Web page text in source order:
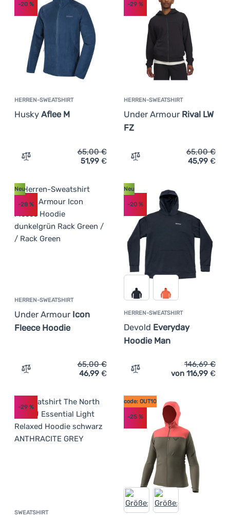
HERREN-SWEATSHIRT
Husky Aflee M
-20 %
Zum Vergleich 'Herren-Sweatshirt Husky Aflee M'
65,00€
51,99 €
HERREN-SWEATSHIRT
Under Armour Rival LW
FZ
-29%
Zum Vergleich 'Herren-
65,00€
45,99 €
HERREN-SWEATSHIRT
Under Armour Icon
Fleece Hoodie
Neu
-28 %
Zum Vergleich 'Herren-Sweatshirt Under Armour Icon
65,00€
46,99 €
HERREN-SWEATSHIRT
Devold Everyday
Hoodie Man
Neu
-20%
Zum Vergleich 'Herren-
146,69€
von 116,99 €
SWEATSHIRT
-29 %
code: OUT10
-25%